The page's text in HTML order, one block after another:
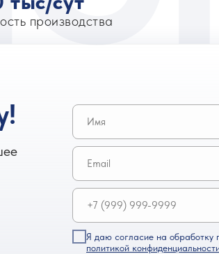
Я даю согласие на обработку
политикой
производства